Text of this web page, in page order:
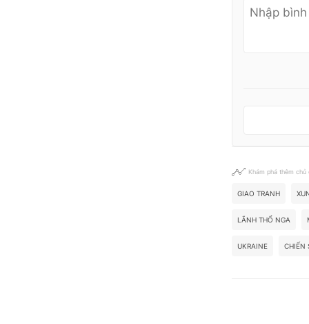
Khám phá thêm chủ
GIAO TRANH
LÃNH THỔ NGA
UKRAINE CHIẾN